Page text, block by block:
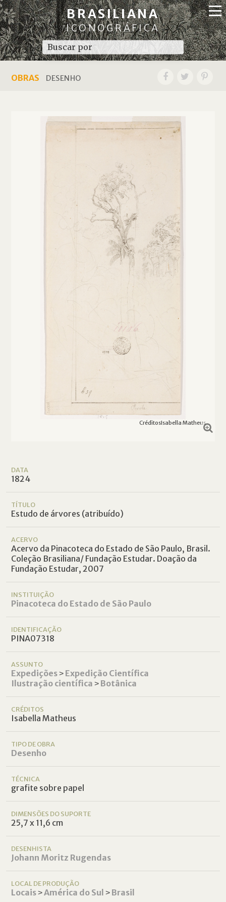
BRASILIANA
ICONOGRÁFICA
OBRAS DESENHO
CréditosIsabella Matheus
DATA
1824
TÍTULO
Estudo de árvores (atribuído)
ACERVO
Acervo da Pinacoteca do Estado de São Paulo, Brasil.
Coleção Brasiliana/ Fundação Estudar. Doação da
Fundação Estudar, 2007
INSTITUIÇÃO
Pinacoteca do Estado de São Paulo
IDENTIFICAÇÃO
PINA07318
ASSUNTO
Expedições˃ Expedição Científica
Ilustração científica ˃ Botânica
CRÉDITOS
Isabella Matheus
TIPO DE OBRA
Desenho
TÉCNICA
grafite sobre papel
DIMENSÕES DO SUPORTE
25,7 x 11,6 cm
DESENHISTA
Johann Moritz Rugendas
LOCAL DE PRODUÇÃO
Locais˃América do Sul ˃ Brasil